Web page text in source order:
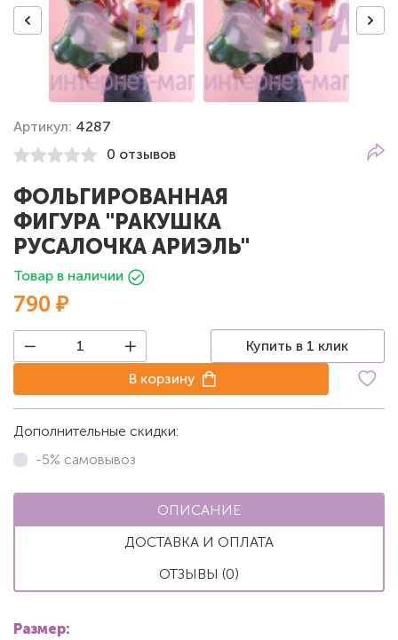
Артикул: 4287
0 отзывов
ФОЛЬГИРОВАННАЯ
ФИГУРА "РАКУШКА
РУСАЛОЧКА АРИЭЛЬ"
Товар в наличии
790 ₽
Купить в 1 клик
В корзину
Дополнительные скидки:
-5% самовывоз
ОПИСАНИЕ
ДОСТАВКА И ОПЛАТА
ОТЗЫВЫ (0)
Размер: